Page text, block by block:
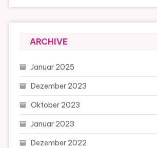
ARCHIVE
Januar 2025
Dezember 2023
Oktober 2023
Januar 2023
Dezember 2022